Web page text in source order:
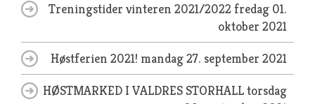
Treningstider vinteren 2021/2022fredag 01.
oktober 2021
Høstferien 2021! mandag 27. september 2021
HØSTMARKED I VALDRES STORHALLtorsdag